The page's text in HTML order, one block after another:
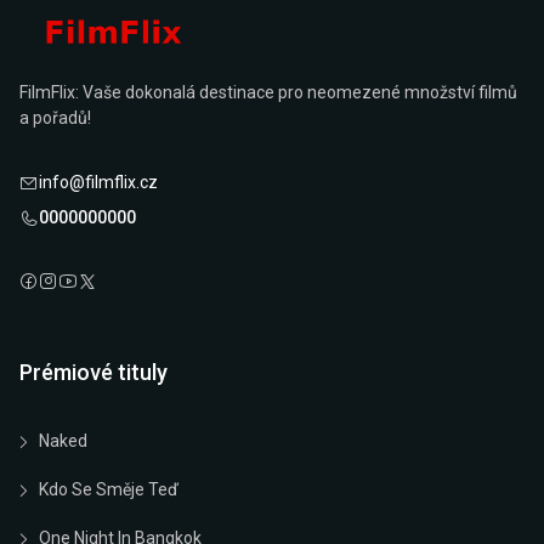
FilmFlix: Vaše dokonalá destinace pro neomezené množství filmů
a pořadů!
info@filmflix.cz
0000000000
Prémiové tituly
Naked
Kdo Se Směje Teď
One Night In Bangkok